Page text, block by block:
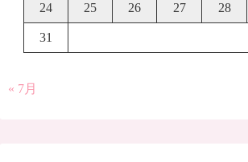
24 25 26 27 28
31
« 7月